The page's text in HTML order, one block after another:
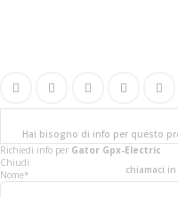
Hai bisogno di info per questo
chiamaci
Richiedi info per Gator Gpx-Electric
Chiudi
Nome*